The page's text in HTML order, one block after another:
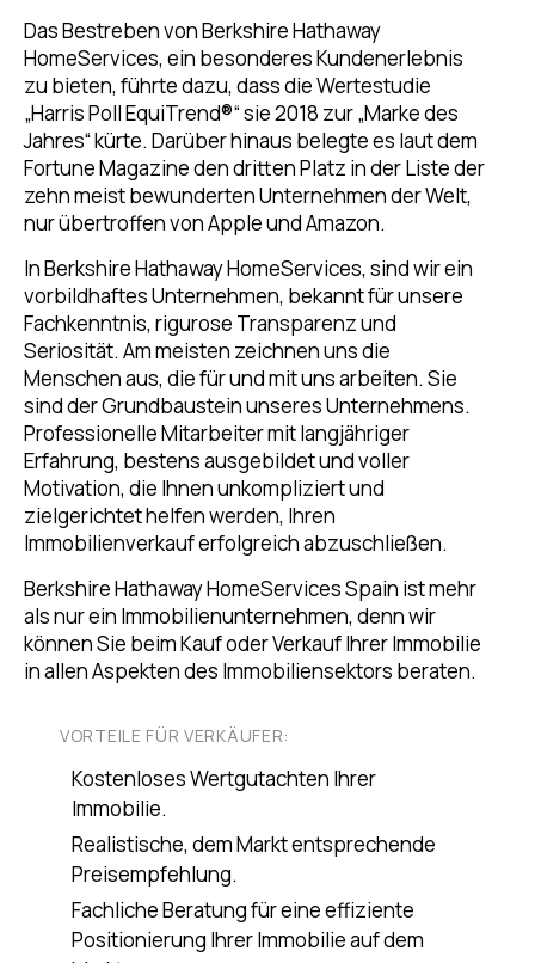
Das Bestreben von Berkshire Hathaway
HomeServices, ein besonderes Kundenerlebnis
zu bieten, führte dazu, dass die Wertestudie
„Harris Poll EquiTrend®“ sie 2018 zur „Marke des
Jahres“ kürte. Darüber hinaus belegte es laut dem
Fortune Magazine den dritten Platz in der Liste der
zehn meist bewunderten Unternehmen der Welt,
nur übertroffen von Apple und Amazon.
In Berkshire Hathaway HomeServices, sind wir ein
vorbildhaftes Unternehmen, bekannt für unsere
Fachkenntnis, rigurose Transparenz und
Seriosität. Am meisten zeichnen uns die
Menschen aus, die für und mit uns arbeiten. Sie
sind der Grundbaustein unseres Unternehmens.
Professionelle Mitarbeiter mit langjähriger
Erfahrung, bestens ausgebildet und voller
Motivation, die Ihnen unkompliziert und
zielgerichtet helfen werden, Ihren
Immobilienverkauf erfolgreich abzuschließen.
Berkshire Hathaway HomeServices Spain ist mehr
als nur ein Immobilienunternehmen, denn wir
können Sie beim Kauf oder Verkauf Ihrer Immobilie
in allen Aspekten des Immobiliensektors beraten.
VORTEILE FÜR VERKÄUFER:
Kostenloses Wertgutachten Ihrer
Immobilie.
Realistische, dem Markt entsprechende
Preisempfehlung.
Fachliche Beratung für eine effiziente
Positionierung Ihrer Immobilie auf dem